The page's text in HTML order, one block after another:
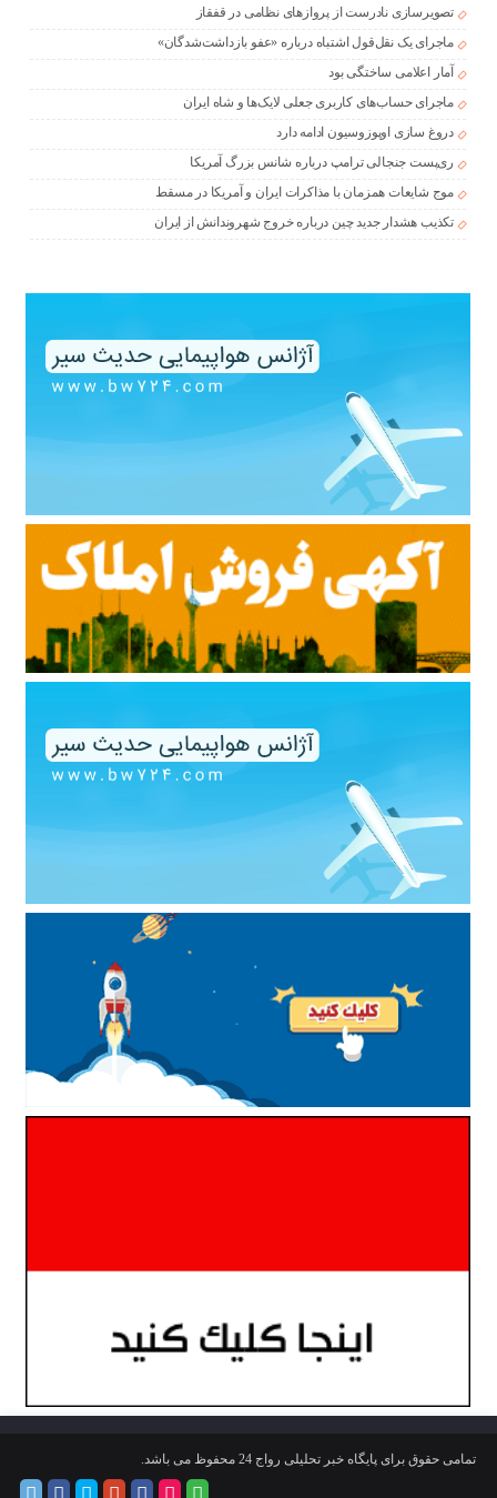
تصویرسازی نادرست از پروازهای نظامی در قفقاز
ماجرای یک نقل‌قول اشتباه درباره «عفو بازداشت‌شدگان»
آمار اعلامی ساختگی بود
ماجرای حساب‌های کاربری جعلی لایک‌ها و شاه ایران
دروغ سازی اوپوزوسیون ادامه دارد
ری‌پست جنجالی ترامپ درباره شانس بزرگ آمریکا
موج شایعات همزمان با مذاکرات ایران و آمریکا در مسقط
تکذیب هشدار جدید چین درباره خروج شهروندانش از ایران
تمامی حقوق برای پایگاه خبر تحلیلی رواج 24 محفوظ می باشد.